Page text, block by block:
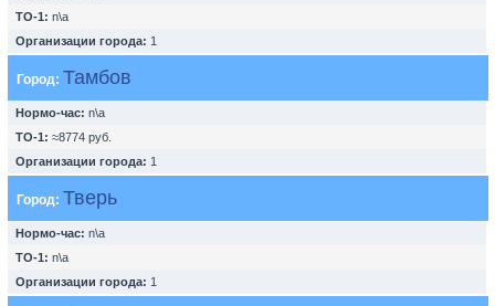
ТО-1: n\a
Организации города: 1
Город: Тамбов
Нормо-час: n\a
ТО-1: ≈8774 руб.
Организации города: 1
Город: Тверь
Нормо-час: n\a
ТО-1: n\a
Организации города: 1